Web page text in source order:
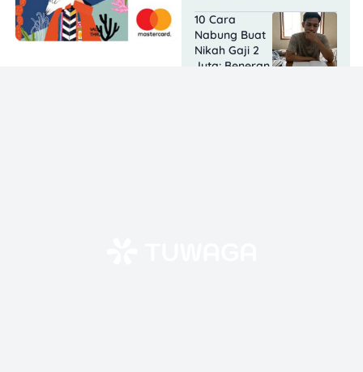
10 Cara
Nabung Buat
Nikah Gaji 2
Juta: Beneran